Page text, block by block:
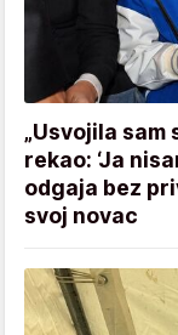
„Usvojila sam
rekao: ‘Ja
odgaja bez
svoj novac